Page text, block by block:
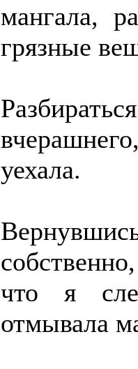
мангала,
грязные
уехала.
что я
отмывала